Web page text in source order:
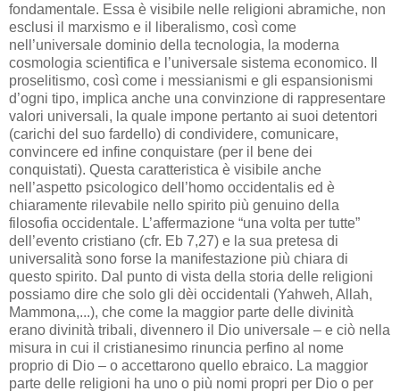
fondamentale. Essa è visibile nelle religioni abramiche, non
esclusi il marxismo e il liberalismo, così come
nell’universale dominio della tecnologia, la moderna
cosmologia scientifica e l’universale sistema economico. Il
proselitismo, così come i messianismi e gli espansionismi
d’ogni tipo, implica anche una convinzione di rappresentare
valori universali, la quale impone pertanto ai suoi detentori
(carichi del suo fardello) di condividere, comunicare,
convincere ed infine conquistare (per il bene dei
conquistati). Questa caratteristica è visibile anche
nell’aspetto psicologico dell’homo occidentalis ed è
chiaramente rilevabile nello spirito più genuino della
filosofia occidentale. L’affermazione “una volta per tutte”
dell’evento cristiano (cfr. Eb 7,27) e la sua pretesa di
universalità sono forse la manifestazione più chiara di
questo spirito. Dal punto di vista della storia delle religioni
possiamo dire che solo gli dèi occidentali (Yahweh, Allah,
Mammona,...), che come la maggior parte delle divinità
erano divinità tribali, divennero il Dio universale – e ciò nella
misura in cui il cristianesimo rinuncia perfino al nome
proprio di Dio – o accettarono quello ebraico. La maggior
parte delle religioni ha uno o più nomi propri per Dio o per